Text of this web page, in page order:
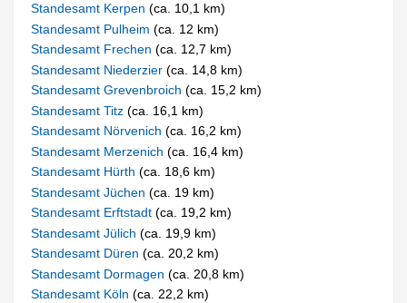
Standesamt Kerpen(ca. 10,1 km)
Standesamt Pulheim(ca. 12 km)
Standesamt Frechen(ca. 12,7 km)
Standesamt Niederzier(ca. 14,8 km)
Standesamt Grevenbroich(ca. 15,2 km)
Standesamt Titz(ca. 16,1 km)
Standesamt Nörvenich(ca. 16,2 km)
Standesamt Merzenich(ca. 16,4 km)
Standesamt Hürth(ca. 18,6 km)
Standesamt Jüchen(ca. 19 km)
Standesamt Erftstadt(ca. 19,2 km)
Standesamt Jülich(ca. 19,9 km)
Standesamt Düren(ca. 20,2 km)
Standesamt Dormagen(ca. 20,8 km)
Standesamt Köln(ca. 22,2 km)